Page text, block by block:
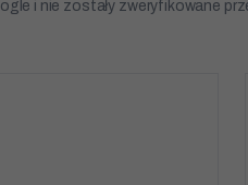
i nie zostały zweryfikowane